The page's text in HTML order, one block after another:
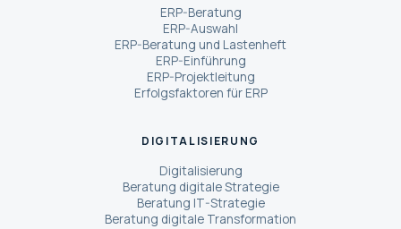
ERP-Beratung
ERP-Auswahl
ERP-Beratung und Lastenheft
ERP-Einführung
ERP-Projektleitung
Erfolgsfaktoren für ERP
DIGITALISIERUNG
Digitalisierung
Beratung digitale Strategie
Beratung IT-Strategie
Beratung digitale Transformation